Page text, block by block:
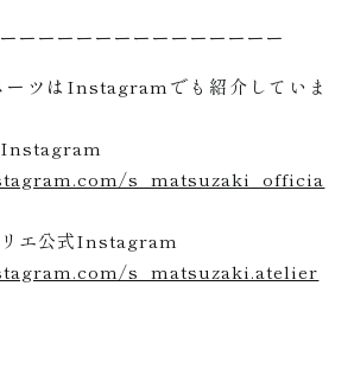
イ
ーーーーーーーーーーーーーー
ーツはInstagramでも紹介していま
s_matsuzaki_officia
エ公式Instagram
s_matsuzaki.atelier